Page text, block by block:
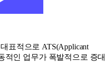
표적으로 ATS(Applicant
적인 업무가 폭발적으로 증대